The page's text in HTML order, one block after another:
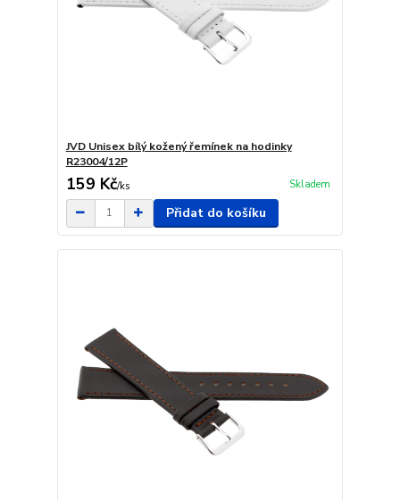
JVD Unisex bílý kožený řemínek na hodinky
R23004/12P
159 Kč/ks Skladem
Přidat do košíku